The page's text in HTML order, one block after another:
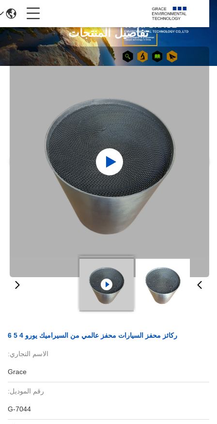
تفاصيل المنتجات
ركائز محفز السيارات محفز عالمي من السيراميك يورو 4 5 6
الاسم التجاري:
Grace
رقم الموديل:
G-7044